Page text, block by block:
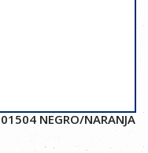
NEGRO/NARANJA